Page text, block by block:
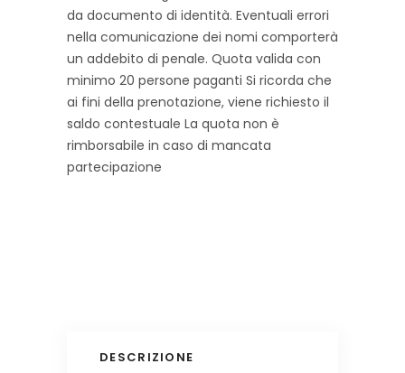
da documento di identità. Eventuali errori
nella comunicazione dei nomi comporterà
un addebito di penale. Quota valida con
minimo 20 persone paganti Si ricorda che
ai fini della prenotazione, viene richiesto il
saldo contestuale La quota non è
rimborsabile in caso di mancata
partecipazione
DESCRIZIONE